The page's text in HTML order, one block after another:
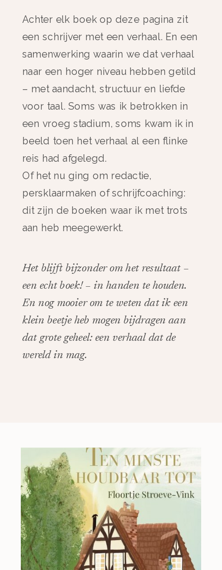
Achter elk boek op deze pagina zit
een schrijver met een verhaal. En een
samenwerking waarin we dat verhaal
naar een hoger niveau hebben getild
– met aandacht, structuur en liefde
voor taal. Soms was ik betrokken in
een vroeg stadium, soms kwam ik in
beeld toen het verhaal al een flinke
reis had afgelegd.
Of het nu ging om redactie,
persklaarmaken of schrijfcoaching:
dit zijn de boeken waar ik met trots
aan heb meegewerkt.
Het blijft bijzonder om het resultaat –
een echt boek! – in handen te houden.
En nog mooier om te weten dat ik een
klein beetje heb mogen bijdragen aan
dat grote geheel: een verhaal dat de
wereld in mag.